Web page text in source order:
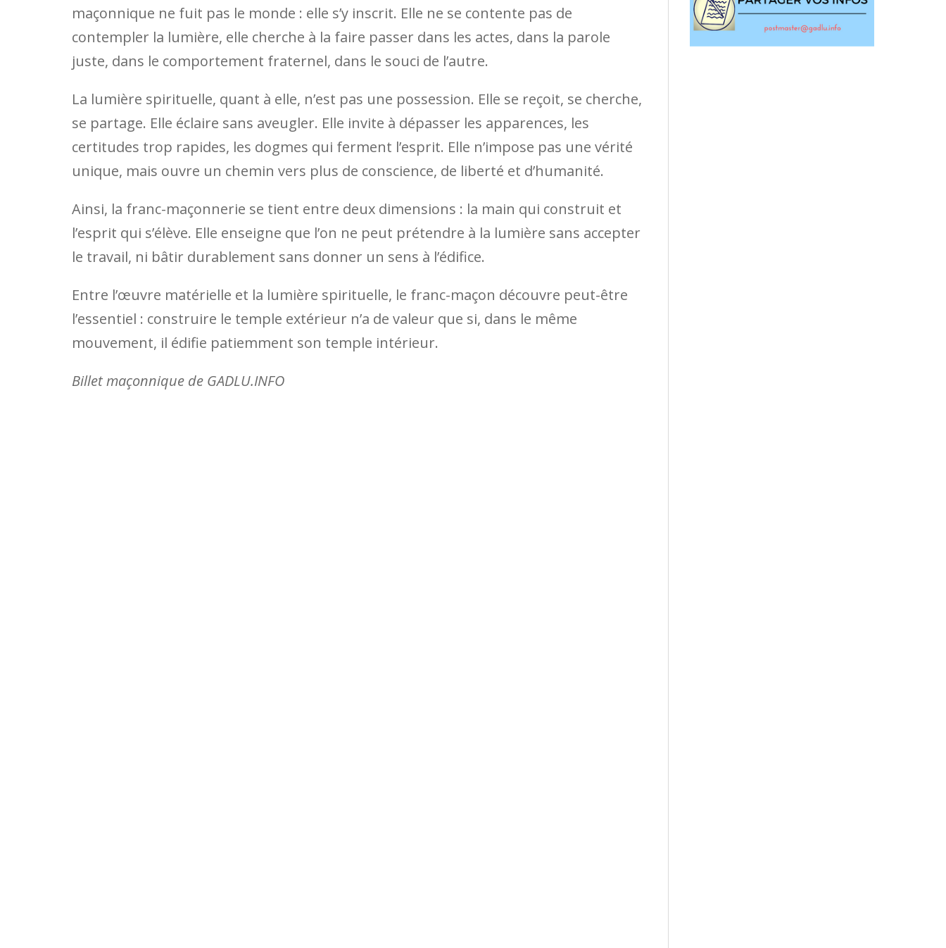
maçonnique ne fuit pas le monde : elle s’y inscrit. Elle ne se contente pas de
contempler la lumière, elle cherche à la faire passer dans les actes, dans la parole
juste, dans le comportement fraternel, dans le souci de l’autre.
La lumière spirituelle, quant à elle, n’est pas une possession. Elle se reçoit, se cherche,
se partage. Elle éclaire sans aveugler. Elle invite à dépasser les apparences, les
certitudes trop rapides, les dogmes qui ferment l’esprit. Elle n’impose pas une vérité
unique, mais ouvre un chemin vers plus de conscience, de liberté et d’humanité.
Ainsi, la franc-maçonnerie se tient entre deux dimensions : la main qui construit et
l’esprit qui s’élève. Elle enseigne que l’on ne peut prétendre à la lumière sans accepter
le travail, ni bâtir durablement sans donner un sens à l’édifice.
Entre l’œuvre matérielle et la lumière spirituelle, le franc-maçon découvre peut-être
l’essentiel : construire le temple extérieur n’a de valeur que si, dans le même
mouvement, il édifie patiemment son temple intérieur.
Billet maçonnique de GADLU.INFO